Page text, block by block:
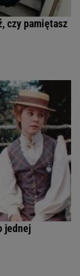
czy pamiętasz
jednej